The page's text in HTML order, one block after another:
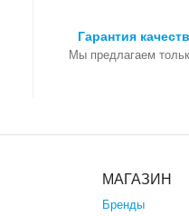
Гарантия
Мы предлагаем
МАГАЗИН
Бренды